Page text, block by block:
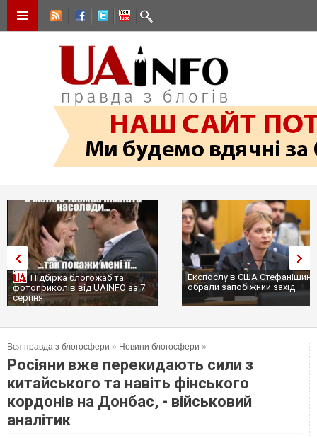
Підбірка блогожаб та
фотоприколів від UAINFO за 7
серпня
Експослу в США
обрали запобіжний захід
Вся правда з блогосфери » Новини блогосфери »
Росіяни вже перекидають сили з
китайського та навіть фінського
кордонів на Донбас, - військовий
аналітик